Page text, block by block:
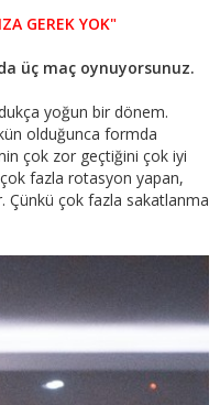
GEREK YOK"
üç maç oynuyorsunuz.
yoğun bir dönem.
olduğunca formda
çok zor geçtiğini çok iyi
fazla rotasyon yapan,
Çünkü çok fazla sakatlanma